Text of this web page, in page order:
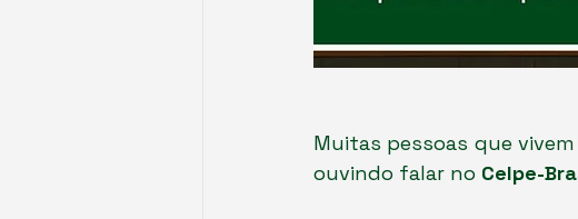
Muitas pessoas que
ouvindo falar no Celpe-